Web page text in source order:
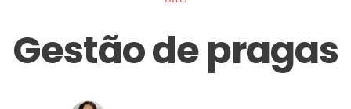
Gestão de pragas